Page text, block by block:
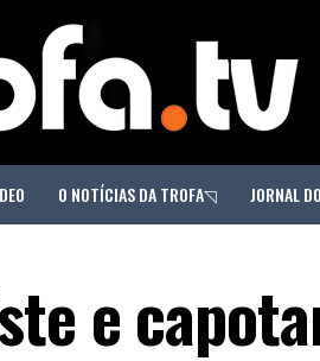
O NOTÍCIAS DA TROFA◹ JORNAL
e